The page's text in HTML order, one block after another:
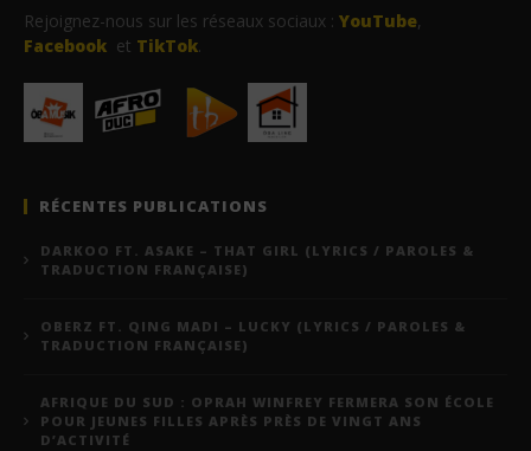
Rejoignez-nous sur les réseaux sociaux : YouTube,
Facebook et TikTok.
RÉCENTES PUBLICATIONS
DARKOO FT. ASAKE – THAT GIRL (LYRICS / PAROLES &
TRADUCTION FRANÇAISE)
OBERZ FT. QING MADI – LUCKY (LYRICS / PAROLES &
TRADUCTION FRANÇAISE)
AFRIQUE DU SUD : OPRAH WINFREY FERMERA SON ÉCOLE
POUR JEUNES FILLES APRÈS PRÈS DE VINGT ANS
D’ACTIVITÉ